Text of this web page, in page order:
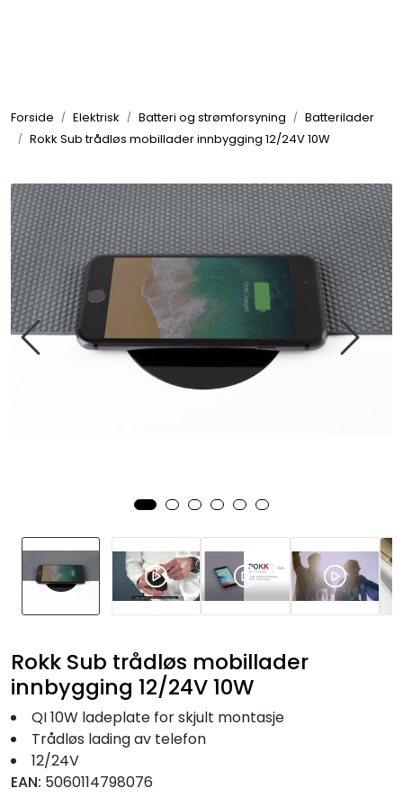
Forside Elektrisk Batteri og strømforsyning
Batterilader
Rokk Sub trådløs mobillader innbygging 12/24V 10W
Rokk Sub trådløs mobillader
innbygging 12/24V 10W
QI 10W ladeplate for skjult montasje
Trådløs lading av telefon
12/24V
EAN: 5060114798076
Elektrisk
Bygg/Innredning
Komfort
VVS
Motor/Styring
Båtpleie/Opplag
Seil